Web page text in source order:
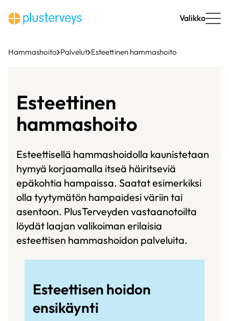
sisältöön
Valikko
Hammashoito Palvelut Esteettinen hammashoito
Esteettinen
hammashoito
Esteettisellä hammashoidolla kaunistetaan
hymyä korjaamalla itseä häiritseviä
epäkohtia hampaissa. Saatat esimerkiksi
olla tyytymätön hampaidesi väriin tai
asentoon. PlusTerveyden vastaanotoilta
löydät laajan valikoiman erilaisia
esteettisen hammashoidon palveluita.
Esteettisen hoidon
ensikäynti